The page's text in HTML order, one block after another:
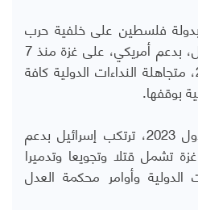
فلسطين على خلفية حرب
إبادة جماعية تشنها إسرائيل، بدعم أمريكي، على غزة منذ 7
أكتوبر/ تشرين الأول 2023، متجاهلة النداءات الدولية كافة
بوقفها.
ومنذ 7 أكتوبر/ تشرين الأول 2023، ترتكب إسرائيل بدعم
تشمل قتلا وتجويعا وتدميرا
الدولية وأوامر محكمة العدل